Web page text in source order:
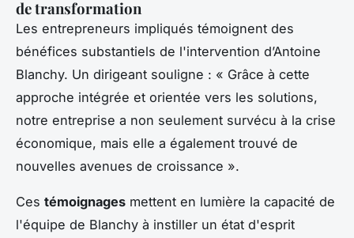
de transformation
Les entrepreneurs impliqués témoignent des
bénéfices substantiels de l'intervention d’Antoine
Blanchy. Un dirigeant souligne : « Grâce à cette
approche intégrée et orientée vers les solutions,
notre entreprise a non seulement survécu à la crise
économique, mais elle a également trouvé de
nouvelles avenues de croissance ».
Ces témoignages mettent en lumière la capacité de
l'équipe de Blanchy à instiller un état d'esprit